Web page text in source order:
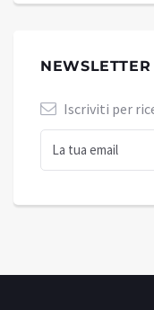
NEWSLETTER
Iscriviti per